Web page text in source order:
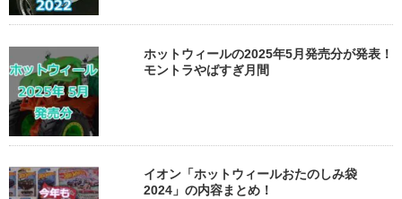
ホットウィールの2025年5月発売分が発表！
モントラやばすぎ月間
イオン「ホットウィールおたのしみ袋
2024」の内容まとめ！